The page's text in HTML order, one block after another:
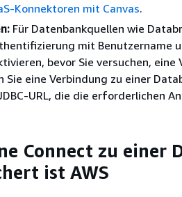
Konnektoren mit Canvas.
Für Datenbankquellen wie
mit Benutzername
bevor Sie versuchen, eine
Sie eine Verbindung zu einer
URL, die die erforderlichen
Connect zu einer
ist AWS